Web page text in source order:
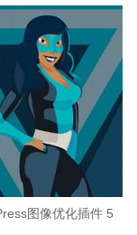
图像优化插件 5